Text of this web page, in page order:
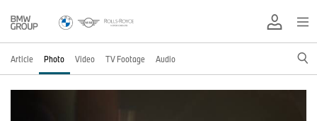
Article Photo Video TV Footage Audio